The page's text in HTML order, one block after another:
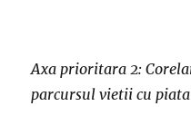
Axa prioritara 2:
parcursul vietii cu